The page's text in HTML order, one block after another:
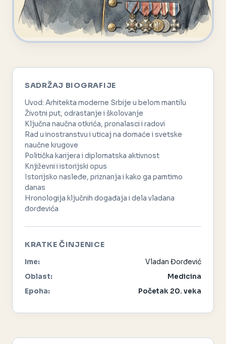
SADRŽAJ BIOGRAFIJE
Uvod: Arhitekta moderne Srbije u belom mantilu
Životni put, odrastanje i školovanje
Ključna naučna otkrića, pronalasci i radovi
Rad u inostranstvu i uticaj na domaće i svetske
naučne krugove
Politička karijera i diplomatska aktivnost
Književni i istorijski opus
Istorijsko nasleđe, priznanja i kako ga pamtimo
danas
Hronologija ključnih događaja i dela vladana
đorđevića
KRATKE ČINJENICE
Ime:
Vladan Đorđević
Oblast:
Medicina
Epoha:
Početak 20. veka